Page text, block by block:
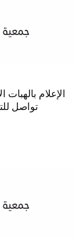
الإعلام
تواصل